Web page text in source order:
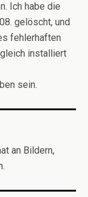
Ich habe die
gelöscht, und
fehlerhaften
installiert
sein.
an Bildern,